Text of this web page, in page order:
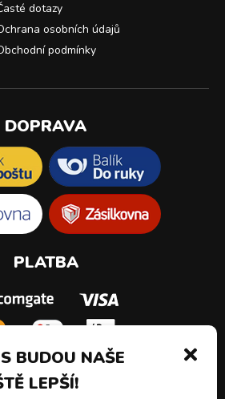
dotazy
osobních údajů
podmínky
DOPRAVA
PLATBA
BUDOU NAŠE
LEPŠÍ!